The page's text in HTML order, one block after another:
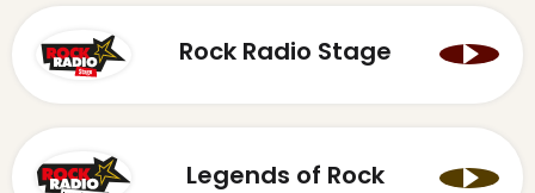
Rock Radio Stage
Legends of Rock